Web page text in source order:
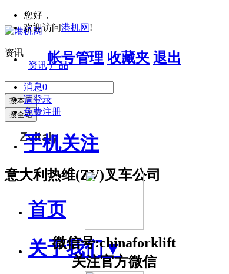
您好，
欢迎访问港机网 !
帐号管理 收藏夹 退出
消息0
请登录
免费注册
手机关注
微信号:chinaforklift
关注官方微信
资讯
资讯 产品
搜本店
搜全站
意大利热维(ZV)叉车公司
首页
关于我们▼